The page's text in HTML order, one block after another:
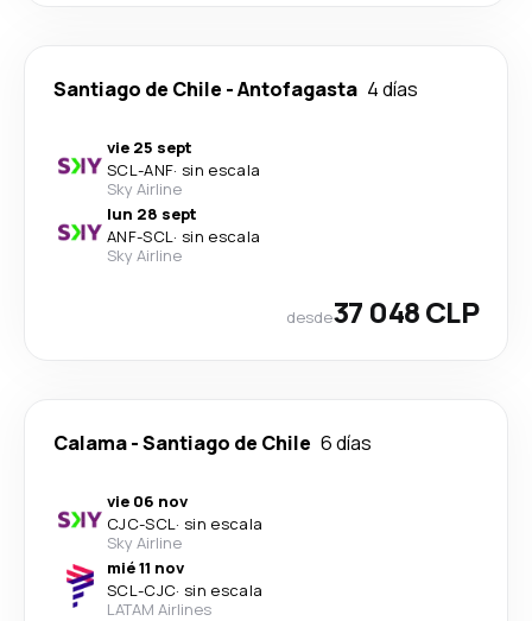
Santiago de Chile -Antofagasta 4 días
vie 25 sept
SCL-ANF· sin escala
Sky Airline
lun 28 sept
ANF-SCL· sin escala
Sky Airline
desde37 048 CLP
Calama-Santiago de Chile 6 días
vie 06 nov
CJC-SCL· sin escala
Sky Airline
mié 11 nov
SCL-CJC· sin escala
LATAM Airlines